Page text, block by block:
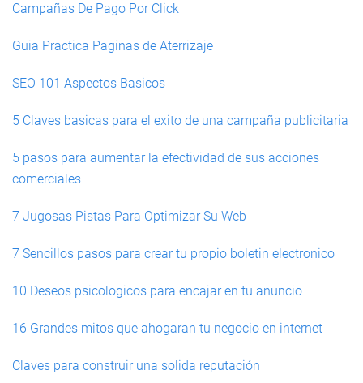
Campañas De Pago Por Click
Guia Practica Paginas de Aterrizaje
SEO 101 Aspectos Basicos
5 Claves basicas para el exito de una campaña publicitaria
5 pasos para aumentar la efectividad de sus acciones
comerciales
7 Jugosas Pistas Para Optimizar Su Web
7 Sencillos pasos para crear tu propio boletin electronico
10 Deseos psicologicos para encajar en tu anuncio
16 Grandes mitos que ahogaran tu negocio en internet
Claves para construir una solida reputación